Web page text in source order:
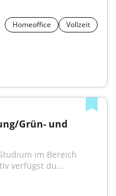
Homeoffice Vollzeit
Grün- und
im Bereich
verfügst du...